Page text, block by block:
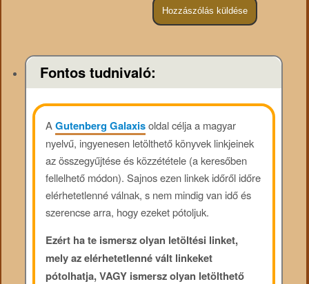
Fontos tudnivaló:
AGutenberg Galaxisoldal célja a magyar
nyelvű, ingyenesen letölthető könyvek linkjeinek
az összegyűjtése és közzététele (a keresőben
fellelhető módon). Sajnos ezen linkek időről időre
elérhetetlenné válnak, s nem mindig van idő és
szerencse arra, hogy ezeket pótoljuk.
Ezért ha te ismersz olyan letöltési linket,
mely az elérhetetlenné vált linkeket
pótolhatja, VAGY ismersz olyan letölthető